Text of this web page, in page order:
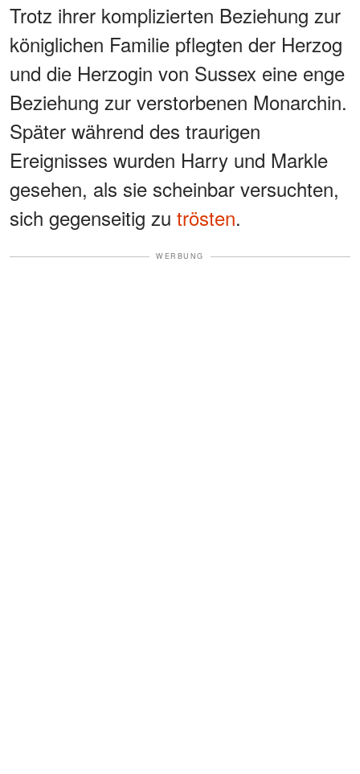
Trotz ihrer komplizierten Beziehung zur
königlichen Familie pflegten der Herzog
und die Herzogin von Sussex eine enge
Beziehung zur verstorbenen Monarchin.
Später während des traurigen
Ereignisses wurden Harry und Markle
gesehen, als sie scheinbar versuchten,
sich gegenseitig zu trösten.
WERBUNG